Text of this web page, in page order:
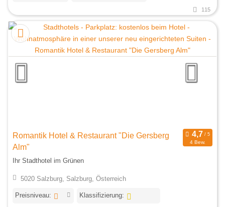
115
Romantik Hotel & Restaurant "Die Gersberg
Alm"
4 Bew.
Ihr Stadthotel im Grünen
5020 Salzburg, Salzburg, Österreich
Preisniveau: Klassifizierung: